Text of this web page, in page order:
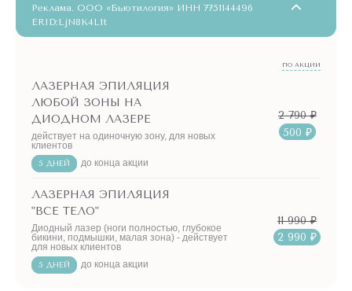
Реклама. ООО «Бьютилогия» ИНН 7751144496
ERID:LjN8K4L1t
ПО АКЦИИ
ЛАЗЕРНАЯ ЭПИЛЯЦИЯ
ЛЮБОЙ ЗОНЫ НА
ДИОДНОМ ЛАЗЕРЕ
действует на одиночную зону, для новых
клиентов
5 ДНЕЙ до конца акции
2 790 ₽
500 ₽
ЛАЗЕРНАЯ ЭПИЛЯЦИЯ
"ВСЕ ТЕЛО"
Диодный лазер (ноги полностью, глубокое
бикини, подмышки, малая зона) - действует
для новых клиентов
5 ДНЕЙ до конца акции
11 990 ₽
2 990 ₽